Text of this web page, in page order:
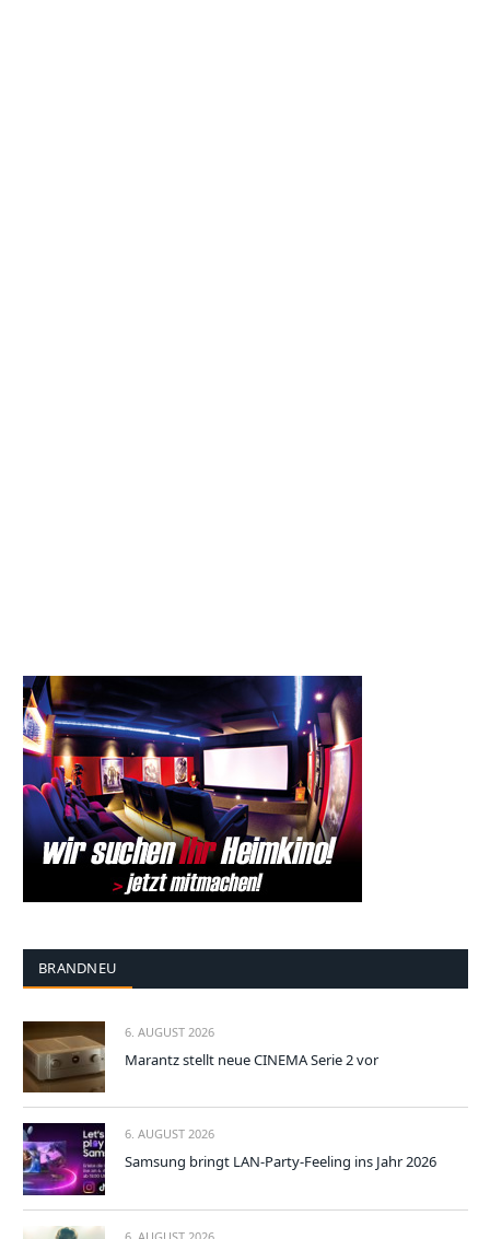
BRANDNEU
6. AUGUST 2026
Marantz stellt neue CINEMA Serie 2 vor
6. AUGUST 2026
Samsung bringt LAN-Party-Feeling ins Jahr 2026